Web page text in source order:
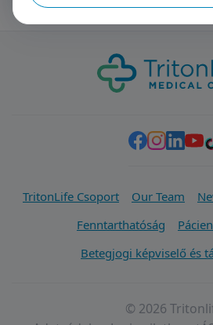
TritonLife Csoport Our Team
Fenntarthatóság
Betegjogi képviselő és
© 2026